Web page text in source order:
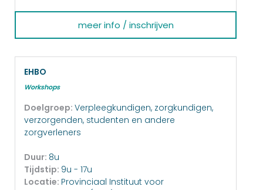
meer info / inschrijven
EHBO
Workshops
Doelgroep: Verpleegkundigen, zorgkundigen,
verzorgenden, studenten en andere
zorgverleners
Duur: 8u
Tijdstip: 9u - 17u
Locatie: Provinciaal Instituut voor